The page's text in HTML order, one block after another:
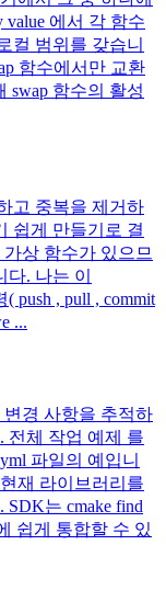
value 에서 각 함수
컬 범위를 갖습니
함수에서만 교환
swap 함수의 활성
고 중복을 제거하
쉽게 만들기로 결
상 함수가 있으므
. 나는 이
push , pull , commit
...
경 사항을 추적하
전체 작업 예제 를
파일의 예입니
재 라이브러리를
는 cmake find
쉽게 통합할 수 있